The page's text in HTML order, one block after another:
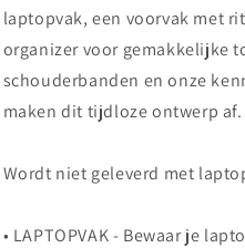
-
BLACK
-
BLACK
laptopvak, een voorvak met
organizer voor gemakkelijke
schouderbanden en onze
maken dit tijdloze ontwerp af.
Wordt niet geleverd met
• LAPTOPVAK - Bewaar je